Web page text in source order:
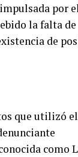
por
la falta de
de
que utilizó el
como